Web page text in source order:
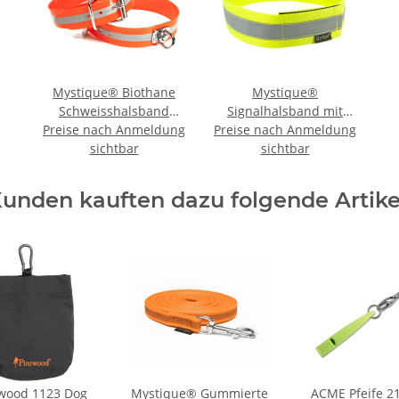
Mystique® Biothane
Schweisshalsband
38mm reflex orange 40-
50cm
Preise nach Anmeldung
sichtbar
Mystique®
Signalhalsband mit
Klettverschluss
Reflexhalsband 60cm
Preise nach Anmeldung
sichtbar
kauften dazu folgende
1123 Dog Mystique® Gummierte ACME Pfeife